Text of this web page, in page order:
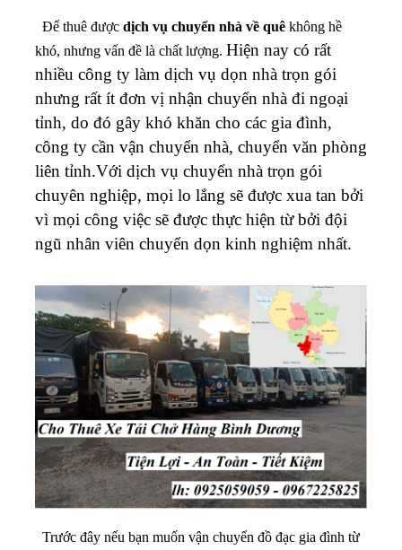
Để thuê được dịch vụ chuyển nhà về quê không hề
khó, nhưng vấn đề là chất lượng. Hiện nay có rất
nhiều công ty làm dịch vụ dọn nhà trọn gói
nhưng rất ít đơn vị nhận chuyển nhà đi ngoại
tỉnh, do đó gây khó khăn cho các gia đình,
công ty cần vận chuyển nhà, chuyển văn phòng
liên tỉnh.Với dịch vụ chuyển nhà trọn gói
chuyên nghiệp, mọi lo lắng sẽ được xua tan bởi
vì mọi công việc sẽ được thực hiện từ bởi đội
ngũ nhân viên chuyển dọn kinh nghiệm nhất.
Trước đây nếu bạn muốn vận chuyển đồ đạc gia đình từ